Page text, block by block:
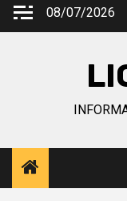
Skip
08/07/2026